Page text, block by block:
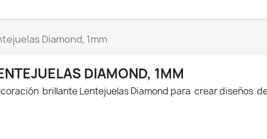
Diamond, 1mm
DIAMOND, 1MM
brillante Lentejuelas Diamond para crear diseños